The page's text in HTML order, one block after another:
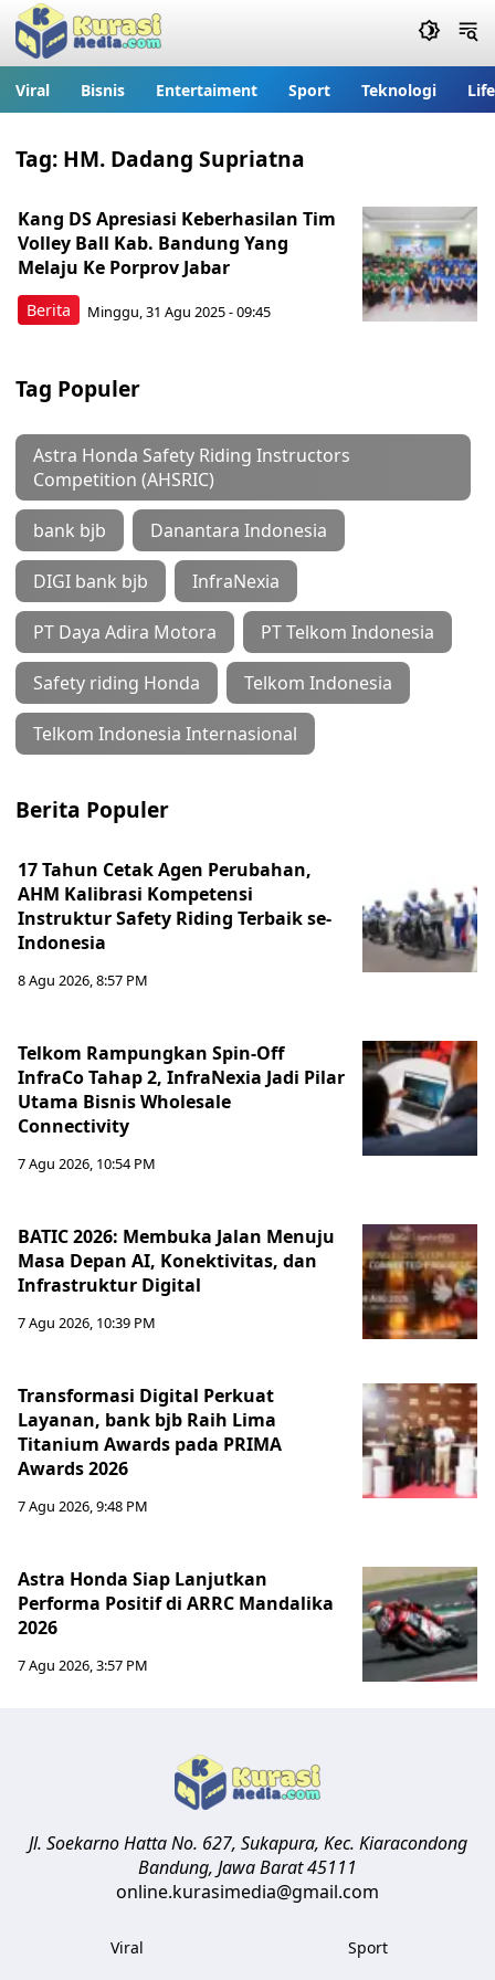
Viral Bisnis Entertaiment Sport Teknologi
Tag: HM. Dadang Supriatna
Berita
Kang DS Apresiasi Keberhasilan Tim
Volley Ball Kab. Bandung Yang
Melaju Ke Porprov Jabar
Minggu, 31 Agu 2025 - 09:45
Tag Populer
Astra Honda Safety Riding Instructors
Competition (AHSRIC)
bank bjb Danantara Indonesia
DIGI bank bjb InfraNexia
PT Daya Adira Motora PT Telkom Indonesia
Safety riding Honda Telkom Indonesia
Telkom Indonesia Internasional
Berita Populer
17 Tahun Cetak Agen Perubahan,
AHM Kalibrasi Kompetensi
Instruktur Safety Riding Terbaik se-
Indonesia
8 Agu 2026, 8:57 PM
Telkom Rampungkan Spin-Off
InfraCo Tahap 2, InfraNexia Jadi Pilar
Utama Bisnis Wholesale
Connectivity
7 Agu 2026, 10:54 PM
BATIC 2026: Membuka Jalan Menuju
Masa Depan AI, Konektivitas, dan
Infrastruktur Digital
7 Agu 2026, 10:39 PM
Transformasi Digital Perkuat
Layanan, bank bjb Raih Lima
Titanium Awards pada PRIMA
Awards 2026
7 Agu 2026, 9:48 PM
Astra Honda Siap Lanjutkan
Performa Positif di ARRC Mandalika
2026
7 Agu 2026, 3:57 PM
Jl. Soekarno Hatta No. 627, Sukapura, Kec. Kiaracondong
Bandung, Jawa Barat45111
online.kurasimedia@gmail.com
Viral
Sport